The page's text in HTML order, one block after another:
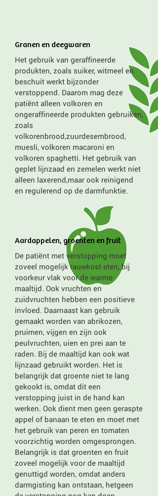
Granen en deegwaren
Het gebruik van geraffineerde
produkten, zoals suiker, witmeel en
beschuit werkt bijzonder
verstoppend. Daarom mag deze
patiënt alleen volkoren en
ongeraffineerde produkten gebruiken,
zoals
volkorenbrood,zuurdesembrood,
muesli, volkoren macaroni en
volkoren spaghetti. Het gebruik van
geplet lijnzaad en zemelen werkt niet
alleen laxerend,maar ook reinigend
en regulerend op de darmfunktie.
Aardappelen, groenten en fruit
De patiënt met verstopping moet
zoveel mogelijk rauwkost eten, bij
voorkeur vlak voor de warme
maaltijd. Ook vruchten en
zuidvruchten hebben een positieve
invloed. Daarnaast kan gebruik
gemaakt worden van abrikozen,
pruimen, vijgen en zijn ook
peulvruchten, uien en prei aan te
raden. Bij de maaltijd kan ook wat
lijnzaad gebruikt worden. Het is
belangrijk dat groente niet te lang
gekookt is, omdat dit een
verstopping juist in de hand kan
werken. Ook dient men geen geraspte
appel of banaan te eten en moet met
het gebruik van peren en tomaten
voorzichtig worden omgesprongen.
Belangrijk is dat groenten en fruit
zoveel mogelijk voor de maaltijd
genuttigd worden, omdat anders
darmgisting kan ontstaan, hetgeen